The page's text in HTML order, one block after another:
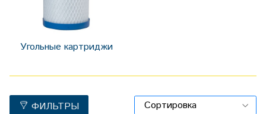
Угольные картриджи
ФИЛЬТРЫ